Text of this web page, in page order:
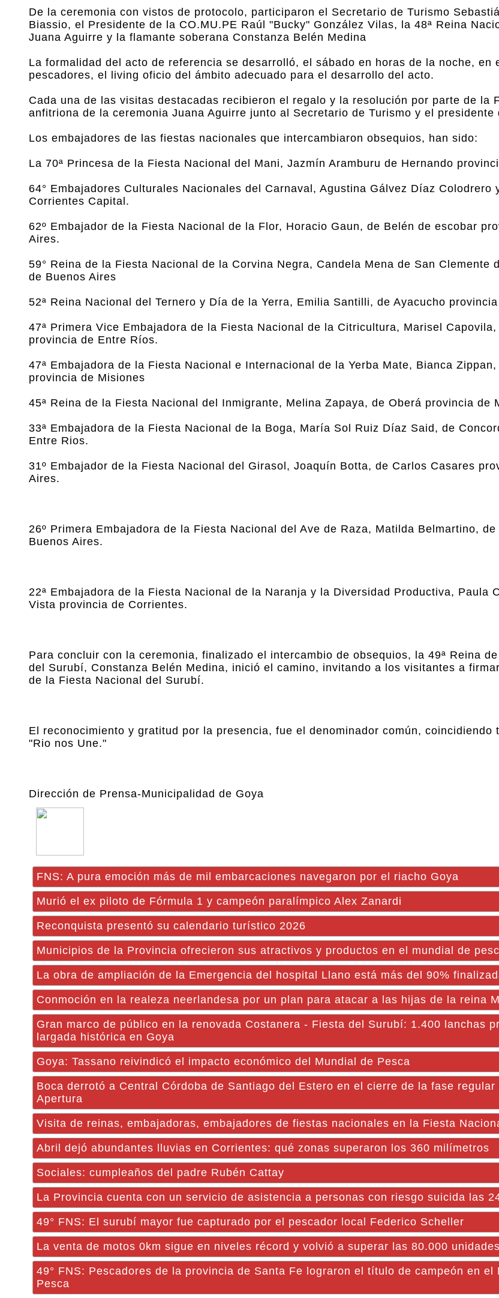
De la ceremonia con vistos de protocolo, participaron el Secretario de Turismo
Biassio, el Presidente de la CO.MU.PE Raúl "Bucky" González Vilas, la 48ª Reina
Juana Aguirre y la flamante soberana Constanza Belén Medina
La formalidad del acto de referencia se desarrolló, el sábado en horas de la noche, en
pescadores, el living oficio del ámbito adecuado para el desarrollo del acto.
Cada una de las visitas destacadas recibieron el regalo y la resolución por parte de la
anfitriona de la ceremonia Juana Aguirre junto al Secretario de Turismo y el presidente
Los embajadores de las fiestas nacionales que intercambiaron obsequios, han sido:
La 70ª Princesa de la Fiesta Nacional del Mani, Jazmín Aramburu de Hernando
64° Embajadores Culturales Nacionales del Carnaval, Agustina Gálvez Díaz Colodrero
Corrientes Capital.
62º Embajador de la Fiesta Nacional de la Flor, Horacio Gaun, de Belén de escobar
Aires.
59° Reina de la Fiesta Nacional de la Corvina Negra, Candela Mena de San Clemente
de Buenos Aires
52ª Reina Nacional del Ternero y Día de la Yerra, Emilia Santilli, de Ayacucho
47ª Primera Vice Embajadora de la Fiesta Nacional de la Citricultura, Marisel
provincia de Entre Ríos.
47ª Embajadora de la Fiesta Nacional e Internacional de la Yerba Mate, Bianca
provincia de Misiones
45ª Reina de la Fiesta Nacional del Inmigrante, Melina Zapaya, de Oberá provincia de
33ª Embajadora de la Fiesta Nacional de la Boga, María Sol Ruiz Díaz Said, de
Entre Rios.
31º Embajador de la Fiesta Nacional del Girasol, Joaquín Botta, de Carlos Casares
Aires.
26º Primera Embajadora de la Fiesta Nacional del Ave de Raza, Matilda Belmartino,
Buenos Aires.
22ª Embajadora de la Fiesta Nacional de la Naranja y la Diversidad Productiva, Paula
Vista provincia de Corrientes.
Para concluir con la ceremonia, finalizado el intercambio de obsequios, la 49ª Reina
del Surubí, Constanza Belén Medina, inició el camino, invitando a los visitantes a
de la Fiesta Nacional del Surubí.
El reconocimiento y gratitud por la presencia, fue el denominador común, coincidiendo
"Rio nos Une."
Dirección de Prensa-Municipalidad de Goya
FNS: A pura emoción más de mil embarcaciones navegaron por el riacho Goya
Murió el ex piloto de Fórmula 1 y campeón paralímpico Alex Zanardi
Reconquista presentó su calendario turístico 2026
Municipios de la Provincia ofrecieron sus atractivos y productos en el mundial de
La obra de ampliación de la Emergencia del hospital Llano está más del 90%
Conmoción en la realeza neerlandesa por un plan para atacar a las hijas de la reina
Gran marco de público en la renovada Costanera - Fiesta del Surubí: 1.400 lanchas
largada histórica en Goya
Goya: Tassano reivindicó el impacto económico del Mundial de Pesca
Boca derrotó a Central Córdoba de Santiago del Estero en el cierre de la fase regular
Apertura
Visita de reinas, embajadoras, embajadores de fiestas nacionales en la Fiesta
Abril dejó abundantes lluvias en Corrientes: qué zonas superaron los 360 milímetros
Sociales: cumpleaños del padre Rubén Cattay
La Provincia cuenta con un servicio de asistencia a personas con riesgo suicida las
49° FNS: El surubí mayor fue capturado por el pescador local Federico Scheller
La venta de motos 0km sigue en niveles récord y volvió a superar las 80.000
49° FNS: Pescadores de la provincia de Santa Fe lograron el título de campeón en el
Pesca